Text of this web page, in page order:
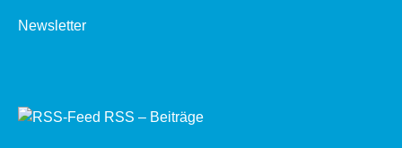
Newsletter
RSS – Beiträge